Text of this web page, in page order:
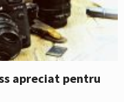
apreciat pentru